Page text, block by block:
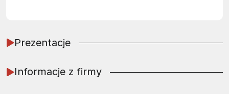
Prezentacje
Informacje z firmy